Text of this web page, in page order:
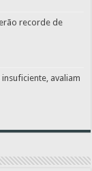
recorde de
avaliam